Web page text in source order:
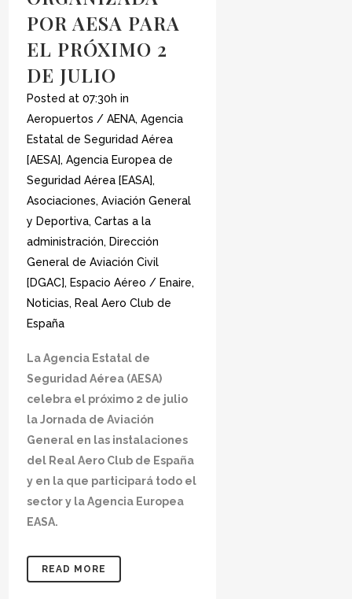
POR AESA PARA
EL PRÓXIMO 2
DE JULIO
Posted at 07:30h in
Aeropuertos / AENA,Agencia
Estatal de Seguridad Aérea
[AESA],Agencia Europea de
Seguridad Aérea [EASA],
Asociaciones,Aviación General
y Deportiva,Cartas a la
administración, Dirección
General de Aviación Civil
[DGAC], Espacio Aéreo / Enaire,
Noticias, Real Aero Club de
España
La Agencia Estatal de
Seguridad Aérea (AESA)
celebra el próximo 2 de julio
la Jornada de Aviación
General en las instalaciones
del Real Aero Club de España
y en la que participará todo el
sector y la Agencia Europea
EASA.
READ MORE